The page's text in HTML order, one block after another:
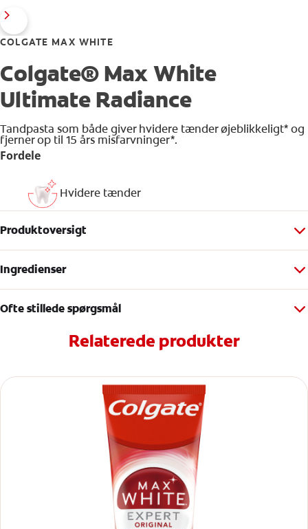
COLGATE MAX WHITE
Colgate® Max White
Ultimate Radiance
Tandpasta som både giver hvidere tænder øjeblikkeligt* og
fjerner op til 15 års misfarvninger*.
Fordele
Hvidere tænder
Produktoversigt
Ingredienser
Ofte stillede spørgsmål
Relaterede produkter